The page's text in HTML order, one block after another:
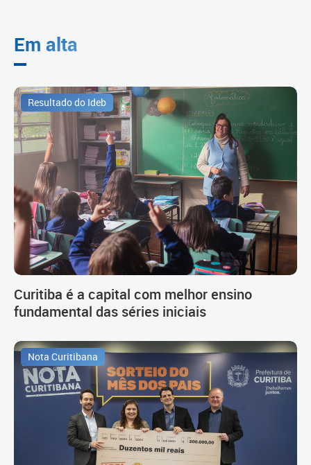
Em alta
Resultado do Ideb
Curitiba é a capital com melhor ensino
fundamental das séries iniciais
Nota Curitibana